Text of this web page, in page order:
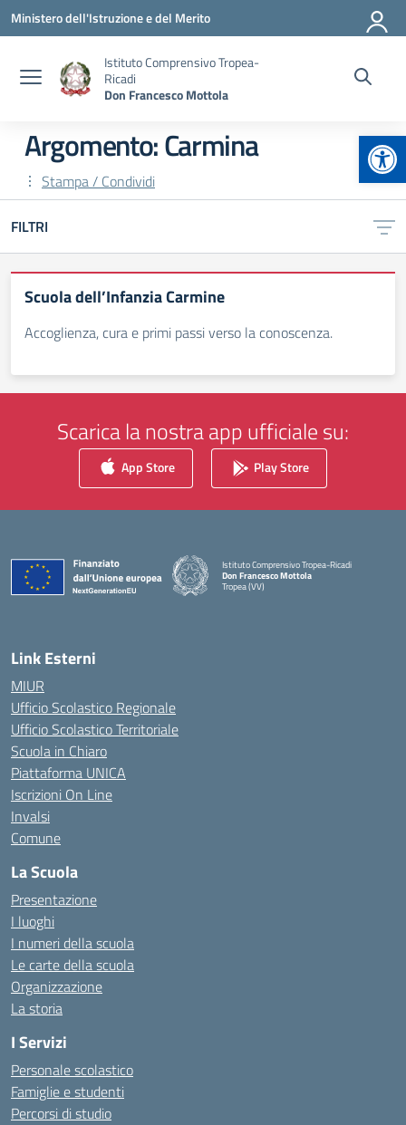
Vai ai contenuti
Vai al menu di navigazione
Vai al footer
Ministero dell'Istruzione e del Merito
Istituto Comprensivo Tropea-
Ricadi
Don Francesco Mottola
Argomento: Carmina
Stampa / Condividi
FILTRI
Scuola dell’Infanzia Carmine
Accoglienza, cura e primi passi verso la conoscenza.
Scarica la nostra app ufficiale su:
App Store Play Store
Istituto Comprensivo Tropea-Ricadi
Don Francesco Mottola
Tropea (VV)
— Visita la pagina iniziale della scuola
Link Esterni
MIUR
Ufficio Scolastico Regionale
Ufficio Scolastico Territoriale
Scuola in Chiaro
Piattaforma UNICA
Iscrizioni On Line
Invalsi
Comune
La Scuola
Presentazione
I luoghi
I numeri della scuola
Le carte della scuola
Organizzazione
La storia
I Servizi
Personale scolastico
Famiglie e studenti
Percorsi di studio